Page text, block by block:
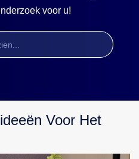
voor u!
Voor Het